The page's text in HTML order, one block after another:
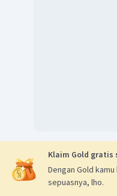
Klaim Gold gratis
Dengan Gold
sepuasnya, lho.